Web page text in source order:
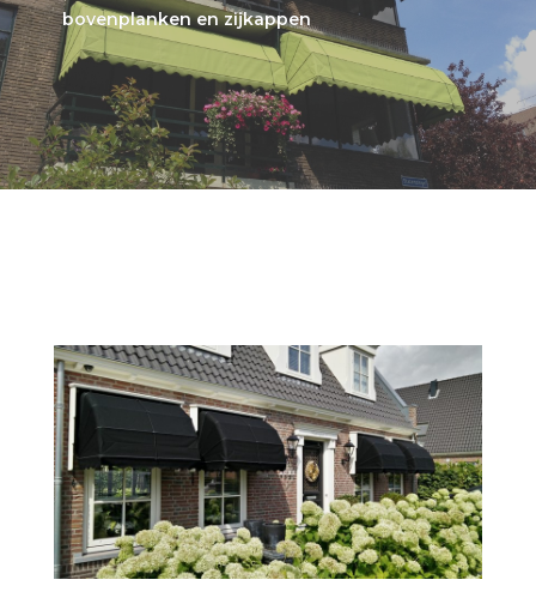
bovenplanken en zijkappen